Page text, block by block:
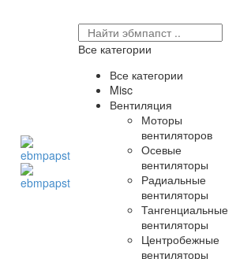
Все категории
Все категории
Misc
Вентиляция
Моторы
вентиляторов
Осевые
вентиляторы
Радиальные
вентиляторы
Тангенциальные
вентиляторы
Центробежные
вентиляторы